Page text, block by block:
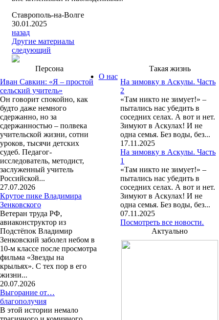
Ставрополь-на-Волге
30.01.2025
назад
Другие материалы
следующий
Персона
Иван Савкин: «Я – простой
сельский учитель»
Он говорит спокойно, как
будто даже немного
сдержанно, но за
сдержанностью – полвека
учительской жизни, сотни
уроков, тысячи детских
судеб. Педагог-
исследователь, методист,
заслуженный учитель
Российской...
27.07.2026
Крутое пике Владимира
Зенковского
Ветеран труда РФ,
авиаконструктор из
Подстёпок Владимир
Зенковский заболел небом в
10-м классе после просмотра
фильма «Звезды на
крыльях». С тех пор в его
жизни...
20.07.2026
Выгорание от…
благополучия
В этой истории немало
Такая жизнь
На зимовку в Аскулы. Часть
2
«Там никто не зимует!» –
пытались нас убедить в
соседних селах. А вот и нет.
Зимуют в Аскулах! И не
одна семья. Без воды, без...
17.11.2025
На зимовку в Аскулы. Часть
1
«Там никто не зимует!» –
пытались нас убедить в
соседних селах. А вот и нет.
Зимуют в Аскулах! И не
одна семья. Без воды, без...
07.11.2025
Посмотреть все новости.
Актуально
О нас